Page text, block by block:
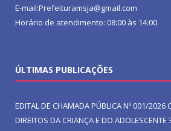
E-mail:Prefeituramsja@gmail.com
Horário de atendimento: 08:00 às 14:00
ÚLTIMAS PUBLICAÇÕES
EDITAL DE CHAMADA PÚBLICA Nº 001/2026
DIREITOS DA CRIANÇA E DO ADOLESCENTE